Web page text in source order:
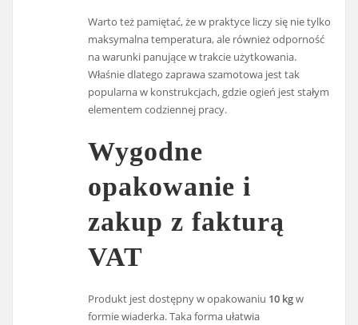
Warto też pamiętać, że w praktyce liczy się nie tylko
maksymalna temperatura, ale również odporność
na warunki panujące w trakcie użytkowania.
Właśnie dlatego zaprawa szamotowa jest tak
popularna w konstrukcjach, gdzie ogień jest stałym
elementem codziennej pracy.
Wygodne
opakowanie i
zakup z fakturą
VAT
Produkt jest dostępny w opakowaniu 10 kgw
formie wiaderka. Taka forma ułatwia